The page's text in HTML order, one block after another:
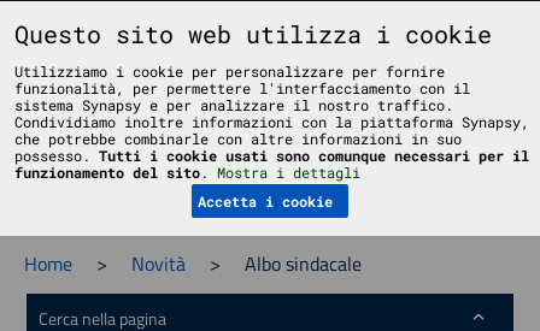
Liceo Scientifico Statale Bruno Touschek - Grottaferrata - Roma
Menu
Home > Novità > Albo sindacale
Cerca nella pagina
Questo sito web utilizza i cookie
Utilizziamo i cookie per personalizzare per fornire
funzionalità, per permettere l'interfacciamento con il
sistema Synapsy e per analizzare il nostro traffico.
Condividiamo inoltre informazioni con la piattaforma Synapsy,
che potrebbe combinarle con altre informazioni in suo
possesso. Tutti i cookie usati sono comunque necessari per il
funzionamento del sito. Mostra i dettagli
Accetta i cookie